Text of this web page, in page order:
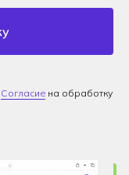
Согласие на обработку